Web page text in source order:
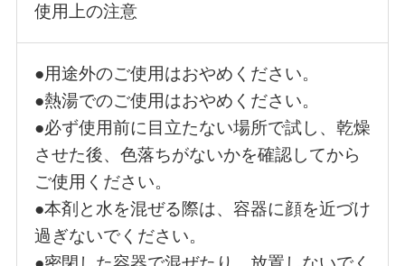
使用上の注意
●用途外のご使用はおやめください。
●熱湯でのご使用はおやめください。
●必ず使用前に目立たない場所で試し、乾燥
させた後、色落ちがないかを確認してから
ご使用ください。
●本剤と水を混ぜる際は、容器に顔を近づけ
過ぎないでください。